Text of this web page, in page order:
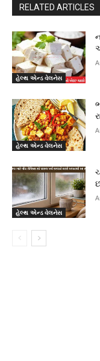
RELATED ARTICLES
હેલ્થ એન્ડ વેલનેસ
હેલ્થ એન્ડ વેલનેસ
હેલ્થ એન્ડ વેલનેસ